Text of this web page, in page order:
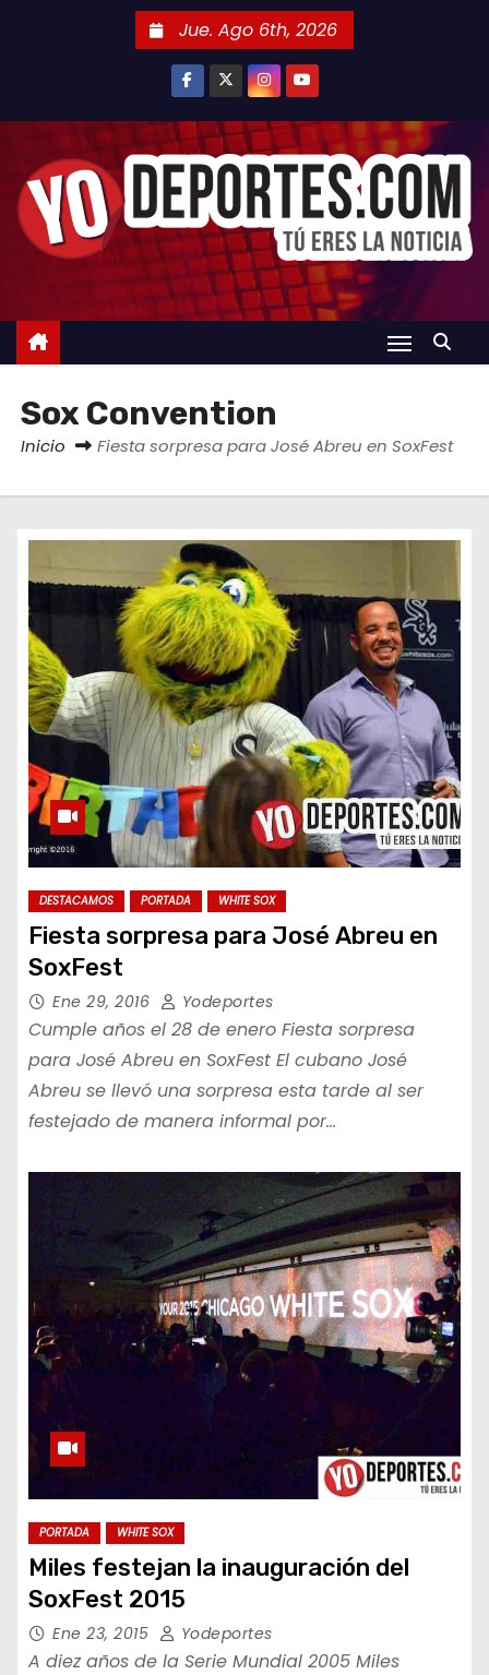
n
o
Jue. Ago 6th, 2026
Sox Convention
Inicio Fiesta sorpresa para José Abreu en SoxFest
DESTACAMOS PORTADA WHITE SOX
Fiesta sorpresa para José Abreu en
SoxFest
Ene 29, 2016 Yodeportes
Cumple años el 28 de enero Fiesta sorpresa
para José Abreu en SoxFest El cubano José
Abreu se llevó una sorpresa esta tarde al ser
festejado de manera informal por…
PORTADA WHITE SOX
Miles festejan la inauguración del
SoxFest 2015
Ene 23, 2015 Yodeportes
A diez años de la Serie Mundial 2005 Miles